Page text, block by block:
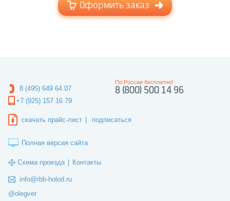
Оформить заказ
8 (495) 649 64 07
+7 (925) 157 16 79
8 (800) 500 14 96
По России бесплатно!
скачать прайс-лист подписаться
Полная версия сайта
Схема проезда Контакты
info@rbb-holod.ru
@olegver